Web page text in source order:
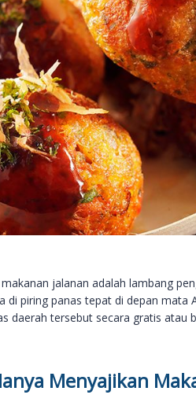
jalanan adalah lambang
piring panas tepat di depan mata
daerah tersebut secara gratis atau
Menyajikan